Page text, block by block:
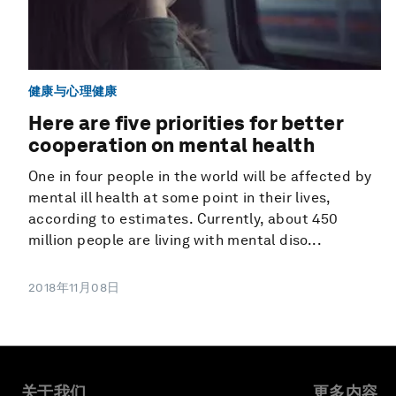
健康与心理健康
Here are five priorities for better
cooperation on mental health
One in four people in the world will be affected by
mental ill health at some point in their lives,
according to estimates. Currently, about 450
million people are living with mental diso...
2018年11月08日
关于我们 更多内容